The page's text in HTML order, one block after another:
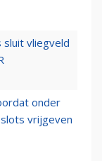
sluit vliegveld
onder
vrijgeven